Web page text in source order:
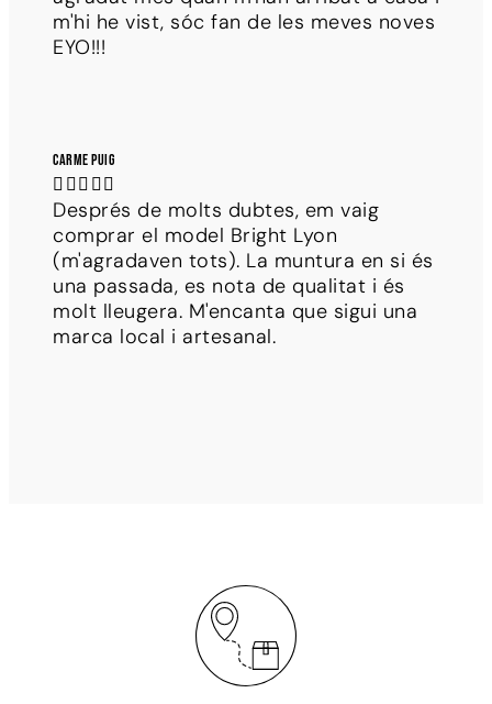
m'hi he vist, sóc fan de les meves noves
EYO!!!
Carme Puig
    
Després de molts dubtes, em vaig
comprar el model Bright Lyon
(m'agradaven tots). La muntura en si és
una passada, es nota de qualitat i és
molt lleugera. M'encanta que sigui una
marca local i artesanal.